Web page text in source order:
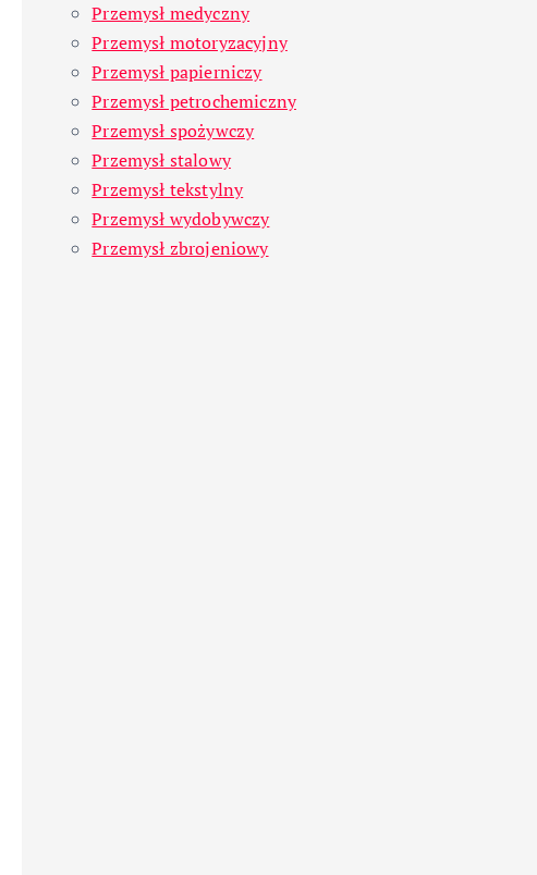
Przemysł medyczny
Przemysł motoryzacyjny
Przemysł papierniczy
Przemysł petrochemiczny
Przemysł spożywczy
Przemysł stalowy
Przemysł tekstylny
Przemysł wydobywczy
Przemysł zbrojeniowy